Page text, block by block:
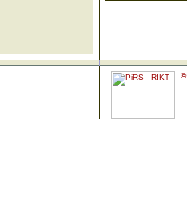
©